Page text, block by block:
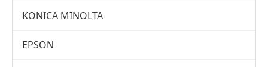
KONICA MINOLTA
EPSON